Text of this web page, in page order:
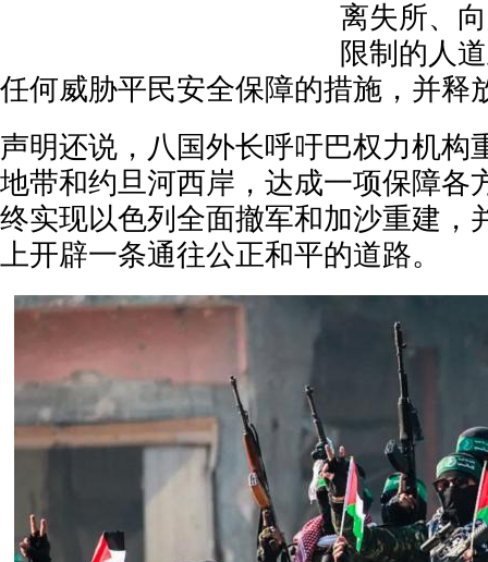
离失所、
限制的人
任何威胁平民安全保障的措施，并释
声明还说，八国外长呼吁巴权力机构
地带和约旦河西岸，达成一项保障各
终实现以色列全面撤军和加沙重建，
上开辟一条通往公正和平的道路。